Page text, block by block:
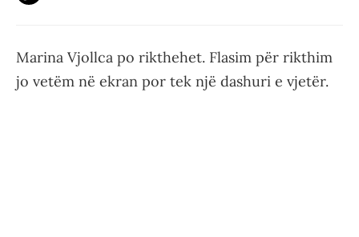
Marina Vjollca po rikthehet. Flasim për rikthim
jo vetëm në ekran por tek një dashuri e vjetër.